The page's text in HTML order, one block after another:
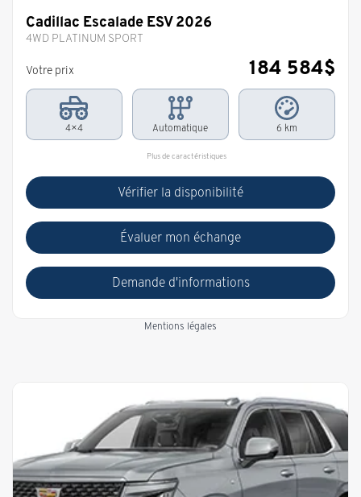
Cadillac Escalade ESV 2026
4WD PLATINUM SPORT
Votre prix 184 584$
4×4 Automatique 6 km
Plus de caractéristiques
Vérifier la disponibilité
Évaluer mon échange
Demande d'informations
Mentions légales